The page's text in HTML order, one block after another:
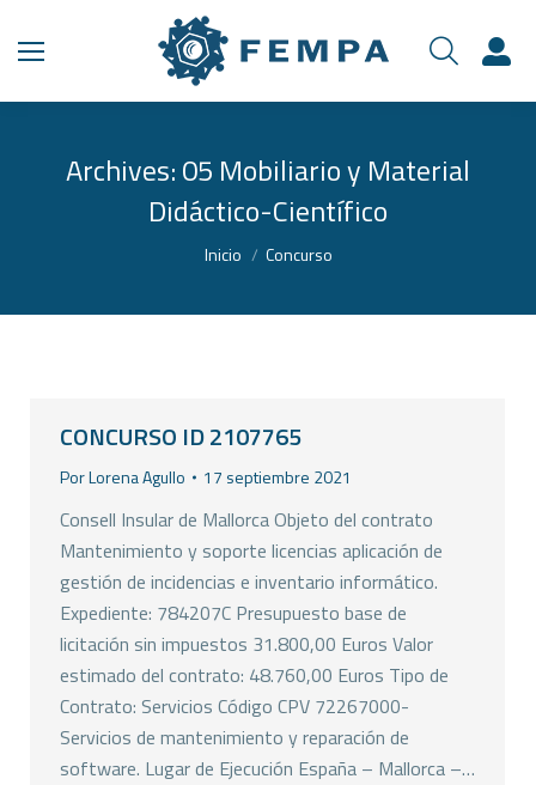
Archives:05 Mobiliario y Material
Didáctico-Científico
Estás aquí:
Inicio Concurso
CONCURSO ID 2107765
PorLorena Agullo 17 septiembre 2021
Consell Insular de Mallorca Objeto del contrato
Mantenimiento y soporte licencias aplicación de
gestión de incidencias e inventario informático.
Expediente: 784207C Presupuesto base de
licitación sin impuestos 31.800,00 Euros Valor
estimado del contrato: 48.760,00 Euros Tipo de
Contrato: Servicios Código CPV 72267000-
Servicios de mantenimiento y reparación de
software. Lugar de Ejecución España – Mallorca –…